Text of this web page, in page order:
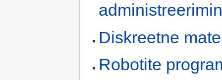
Diskreetne
Robotite